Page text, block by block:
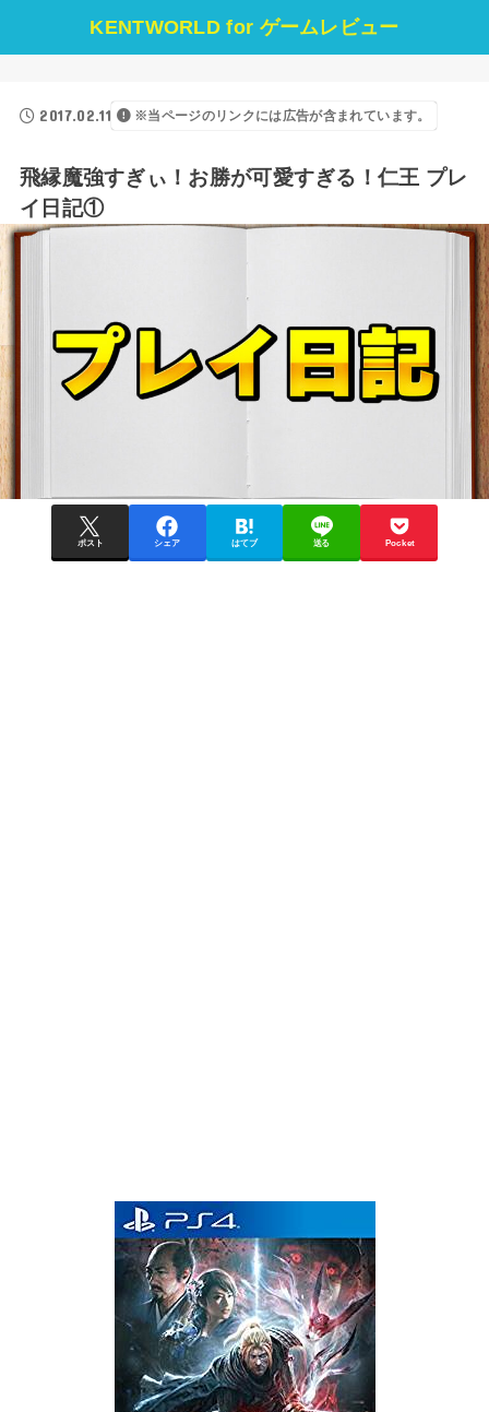
KENTWORLD for ゲームレビュー
2017.02.11 ※当ページのリンクには広告が含まれています。
飛縁魔強すぎぃ！お勝が可愛すぎる！仁王 プレ
イ日記①
ポスト シェア はてブ 送る Pocket